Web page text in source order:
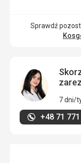
Sprawdź
7 dni/
+48 71